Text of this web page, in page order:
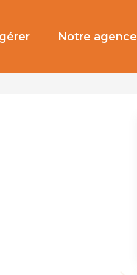
Notre agence